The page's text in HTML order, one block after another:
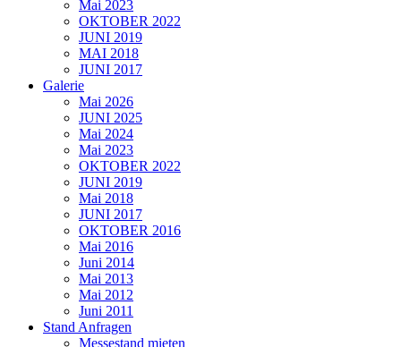
Mai 2023
OKTOBER 2022
JUNI 2019
MAI 2018
JUNI 2017
Galerie
Mai 2026
JUNI 2025
Mai 2024
Mai 2023
OKTOBER 2022
JUNI 2019
Mai 2018
JUNI 2017
OKTOBER 2016
Mai 2016
Juni 2014
Mai 2013
Mai 2012
Juni 2011
Stand Anfragen
Messestand mieten